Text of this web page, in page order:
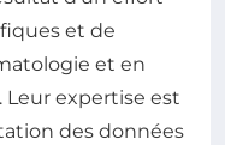
et de
et en
Leur expertise est
des données